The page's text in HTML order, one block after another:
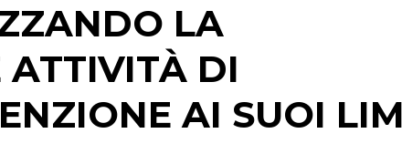
LA
ATTIVITÀ DI
AI SUOI